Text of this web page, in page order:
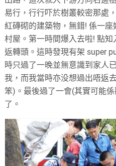
易行，行行吓於樹叢較密那處
紅磚砌的建築物，無錯! 係一
村屋。第一時間爆入去啦! 點
返轉頭。這時發現有架 super
時只過了一晚並無意識到家人
我，而我當時亦没想過出唔返
笨)。最後過了一會(其實可能
了。